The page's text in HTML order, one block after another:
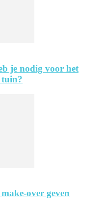
je nodig voor het
over geven